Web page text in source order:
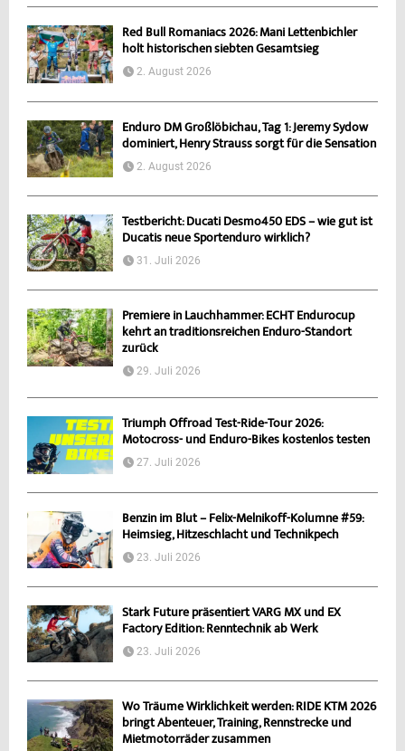
Red Bull Romaniacs 2026: Mani Lettenbichler
holt historischen siebten Gesamtsieg
2. August 2026
Enduro DM Großlöbichau, Tag 1: Jeremy Sydow
dominiert, Henry Strauss sorgt für die Sensation
2. August 2026
Testbericht: Ducati Desmo450 EDS – wie gut ist
Ducatis neue Sportenduro wirklich?
31. Juli 2026
Premiere in Lauchhammer: ECHT Endurocup
kehrt an traditionsreichen Enduro-Standort
zurück
29. Juli 2026
Triumph Offroad Test-Ride-Tour 2026:
Motocross- und Enduro-Bikes kostenlos testen
27. Juli 2026
Benzin im Blut – Felix-Melnikoff-Kolumne #59:
Heimsieg, Hitzeschlacht und Technikpech
23. Juli 2026
Stark Future präsentiert VARG MX und EX
Factory Edition: Renntechnik ab Werk
23. Juli 2026
Wo Träume Wirklichkeit werden: RIDE KTM 2026
bringt Abenteuer, Training, Rennstrecke und
Mietmotorräder zusammen